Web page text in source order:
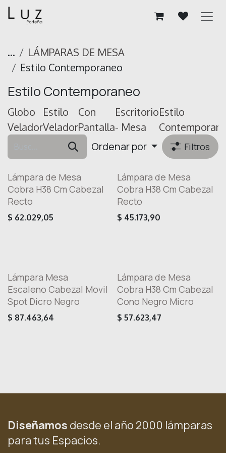
Ir al contenido
...
LÁMPARAS DE MESA
Estilo Contemporaneo
Estilo Contemporaneo
Globo
Velador
Estilo
Velador
Con
Pantalla
Escritorio
- Mesa
Estilo
Ordenar por Filtros
Lámpara de Mesa
Cobra H38 Cm Cabezal
Recto
$ 62.029,05
Lámpara de Mesa
Cobra H38 Cm Cabezal
Recto
$ 45.173,90
Lámpara Mesa
Escaleno Cabezal Movil
Spot Dicro Negro
$ 87.463,64
Lámpara de Mesa
Cobra H38 Cm Cabezal
Cono Negro Micro
$ 57.623,47
Diseñamos desde el año 2000 lámparas
para tus Espacios.